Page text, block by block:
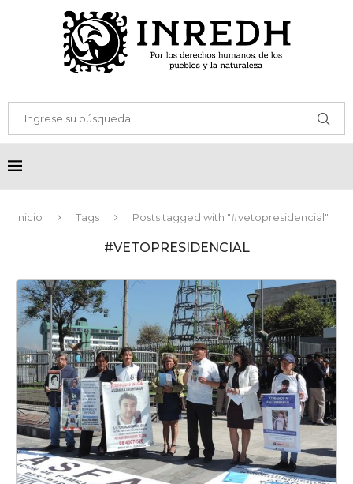
Inicio Tags Posts tagged with "#vetopresidencial"
#VETOPRESIDENCIAL